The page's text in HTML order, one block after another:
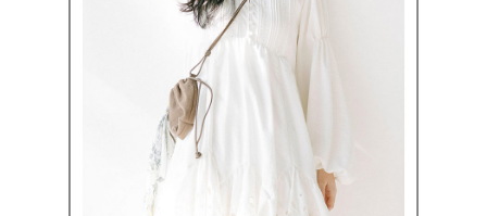
權轉讓予恩沛科技股份有限公司。
２．關於個人資料處理事宜，請瀏覽以下網址：
３．未成年的使用者請事先徵得法定代理人或監護人之同意方可使用
「AFTEE先享後付」，若未經同意申辦者引起之損失，本公司不負相關責
４．使用「AFTEE先享後付」時，將依據個別帳號之用戶狀況，依本公司即
時審查核予不同之上限額度；若仍有額度不足之情形，本公司將視審查結果
請求用戶進行身份認證。
５．嚴禁一人註冊多個帳號或使用他人資訊註冊。若發現惡意使用之情形，
恩沛科技股份有限公司將有權停止該用戶之使用額度並採取法律行動。